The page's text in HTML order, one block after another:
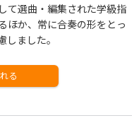
て選曲・編集された学級指
ほか、常に合奏の形をとっ
ました。
る